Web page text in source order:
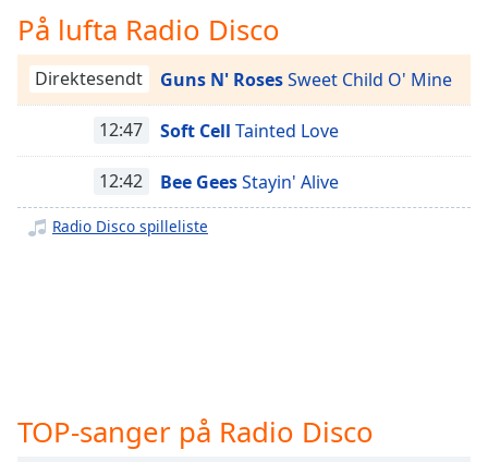
Rate
Chapters
descriptions
subtitles
På lufta Radio Disco
Direktesendt Guns N' RosesSweet Child O' Mine
12:47 Soft Cell Tainted Love
12:42 Bee GeesStayin' Alive
Radio Disco spilleliste
TOP-sanger på Radio Disco